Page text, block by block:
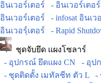
อินเวอร์เตอร์
- อินเวอร์เตอ
อินเวอร์เตอร์
- infosat อินเว
อินเวอร์ฺเตอร์
- Rapid
ชุดจับยึด แผงโซลาร์
- อุปกรณ์ ยึดแผง CN
- อุป
- ชุดติดตั้ง เมทัลชีท ตัว L
-